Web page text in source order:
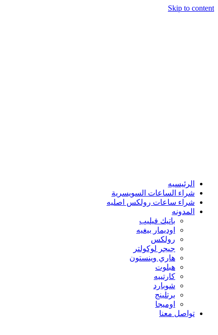
Skip to content
الرئيسيه
شراء الساعات السويسرية
شراء ساعات رولكس اصليه
المدونه
باتيك فيليب
اوديمار بيغيه
رولكس
جيجر لوكولتر
هاري وينستون
هبلوت
كارتييه
شوبارد
برتلينج
اوميجا
تواصل معنا